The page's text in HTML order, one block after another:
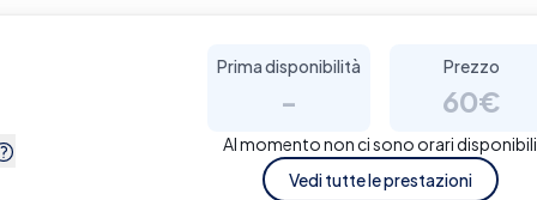
Prima disponibilità
-
Prezzo
60€
Al momento non ci sono orari disponibili
Vedi tutte le prestazioni